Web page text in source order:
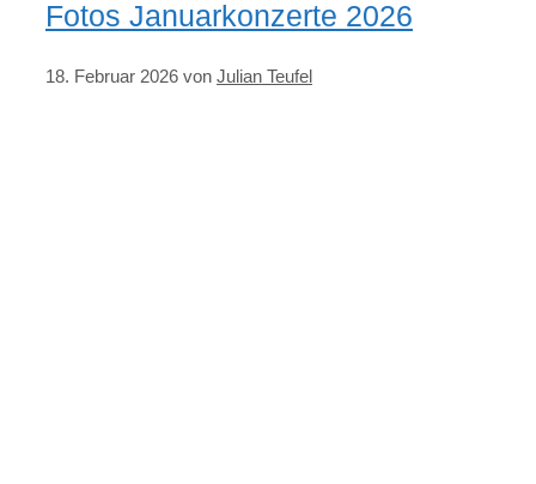
Fotos Januarkonzerte 2026
18. Februar 2026 von Julian Teufel